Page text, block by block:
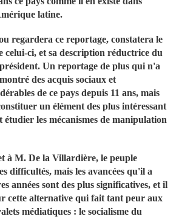
latine.
regardera ce reportage, constatera le
ci, et sa description réductrice du
Un reportage de plus qui n'a
des acquis sociaux et
de ce pays depuis 11 ans, mais
un élément des plus intéressant
les mécanismes de manipulation
à M. De la Villardière, le peuple
difficultés, mais les avancées qu'il a
années sont des plus significatives, et il
cette alternative qui fait tant peur aux
médiatiques : le socialisme du